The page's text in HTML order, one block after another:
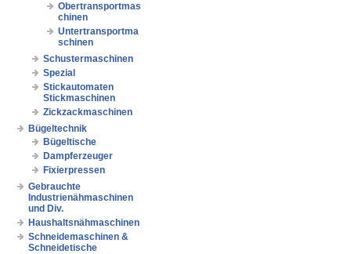
Obertransportmas
chinen
Untertransportma
schinen
Schustermaschinen
Spezial
Stickautomaten
Stickmaschinen
Zickzackmaschinen
Bügeltechnik
Bügeltische
Dampferzeuger
Fixierpressen
Gebrauchte
Industrienähmaschinen
und Div.
Haushaltsnähmaschinen
Schneidemaschinen &
Schneidetische